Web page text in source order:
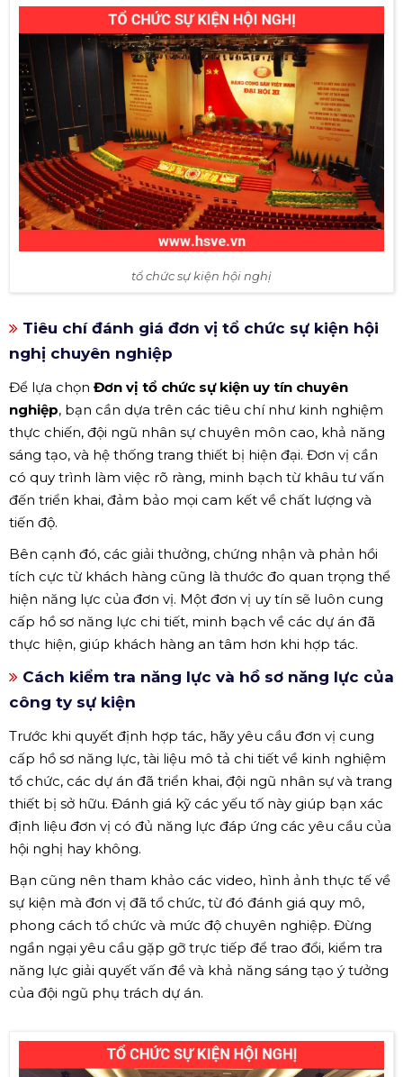
tổ chức sự kiện hội nghị
Tiêu chí đánh giá đơn vị tổ chức sự kiện hội
nghị chuyên nghiệp
Để lựa chọn Đơn vị tổ chức sự kiện uy tín chuyên
nghiệp, bạn cần dựa trên các tiêu chí như kinh nghiệm
thực chiến, đội ngũ nhân sự chuyên môn cao, khả năng
sáng tạo, và hệ thống trang thiết bị hiện đại. Đơn vị cần
có quy trình làm việc rõ ràng, minh bạch từ khâu tư vấn
đến triển khai, đảm bảo mọi cam kết về chất lượng và
tiến độ.
Bên cạnh đó, các giải thưởng, chứng nhận và phản hồi
tích cực từ khách hàng cũng là thước đo quan trọng thể
hiện năng lực của đơn vị. Một đơn vị uy tín sẽ luôn cung
cấp hồ sơ năng lực chi tiết, minh bạch về các dự án đã
thực hiện, giúp khách hàng an tâm hơn khi hợp tác.
Cách kiểm tra năng lực và hồ sơ năng lực của
công ty sự kiện
Trước khi quyết định hợp tác, hãy yêu cầu đơn vị cung
cấp hồ sơ năng lực, tài liệu mô tả chi tiết về kinh nghiệm
tổ chức, các dự án đã triển khai, đội ngũ nhân sự và trang
thiết bị sở hữu. Đánh giá kỹ các yếu tố này giúp bạn xác
định liệu đơn vị có đủ năng lực đáp ứng các yêu cầu của
hội nghị hay không.
Bạn cũng nên tham khảo các video, hình ảnh thực tế về
sự kiện mà đơn vị đã tổ chức, từ đó đánh giá quy mô,
phong cách tổ chức và mức độ chuyên nghiệp. Đừng
ngần ngại yêu cầu gặp gỡ trực tiếp để trao đổi, kiểm tra
năng lực giải quyết vấn đề và khả năng sáng tạo ý tưởng
của đội ngũ phụ trách dự án.